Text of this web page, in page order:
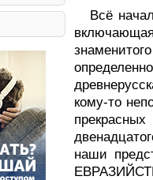
Всё
кому-то
наши